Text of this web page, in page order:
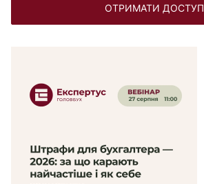
ОТРИМАТИ ДОСТУП